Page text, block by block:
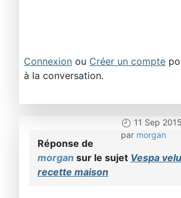
Connexion ou Créer un compte
à la conversation.
11 Sep
par morgan
Réponse de
morgan sur le sujet Vespa
recette maison